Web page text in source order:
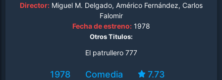
Director: Miguel M. Delgado, Américo Fernández, Carlos
Falomir
Fecha de estreno: 1978
Otros Titulos:
El patrullero 777
1978 Comedia 7.73